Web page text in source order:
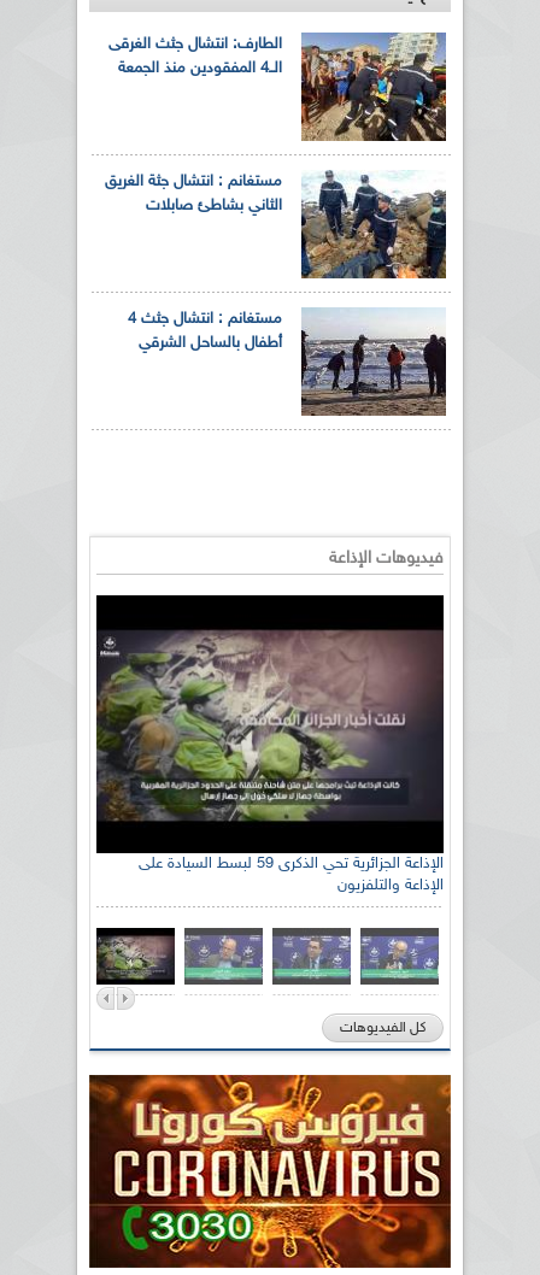
الطارف: انتشال جثث الغرقى
الــ4 المفقودين منذ الجمعة
مستغانم : انتشال جثة الغريق
الثاني بشاطئ صابلات
مستغانم : انتشال جثث 4
أطفال بالساحل الشرقي
فيديوهات الإذاعة
الإذاعة الجزائرية تحي الذكرى 59 لبسط السيادة على
الإذاعة والتلفزيون
كل الفيديوهات